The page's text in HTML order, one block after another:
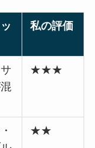
私の評価
★★★
★★